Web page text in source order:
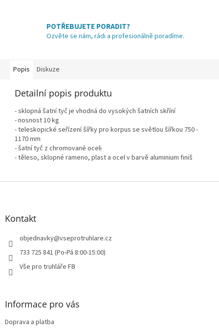
POTŘEBUJETE PORADIT?
Ozvěte se nám, rádi a profesionálně poradíme.
Popis Diskuze
Detailní popis produktu
- sklopná šatní tyč je vhodná do vysokých šatních skříní
- nosnost 10 kg
- teleskopické seřízení šířky pro korpus se světlou šířkou 750 -
1170 mm
- šatní tyč z chromované oceli
- těleso, sklopné rameno, plast a ocel v barvě aluminium finiš
Z
Kontakt
objednavky@vseprotruhlare.cz
733 725 841 (Po-Pá 8:00-15:00)
Vše pro truhláře FB
Informace pro vás
Doprava a platba